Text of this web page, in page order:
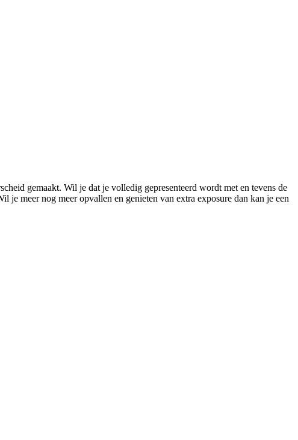
gemaakt. Wil je dat je volledig gepresenteerd wordt met en tevens de
meer nog meer opvallen en genieten van extra exposure dan kan je een